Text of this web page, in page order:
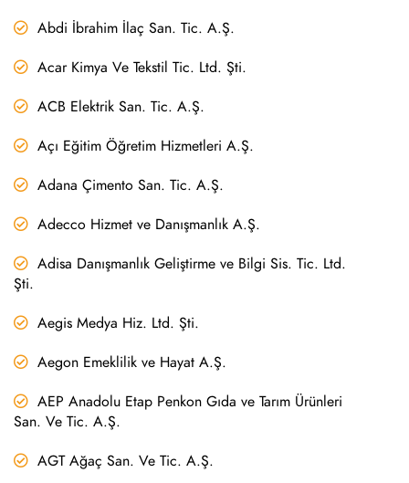
Abdi İbrahim İlaç San. Tic. A.Ş.
Acar Kimya Ve Tekstil Tic. Ltd. Şti.
ACB Elektrik San. Tic. A.Ş.
Açı Eğitim Öğretim Hizmetleri A.Ş.
Adana Çimento San. Tic. A.Ş.
Adecco Hizmet ve Danışmanlık A.Ş.
Adisa Danışmanlık Geliştirme ve Bilgi Sis. Tic. Ltd.
Şti.
Aegis Medya Hiz. Ltd. Şti.
Aegon Emeklilik ve Hayat A.Ş.
AEP Anadolu Etap Penkon Gıda ve Tarım Ürünleri
San. Ve Tic. A.Ş.
AGT Ağaç San. Ve Tic. A.Ş.